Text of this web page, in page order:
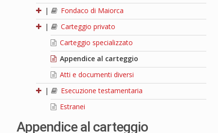
|
Fondaco di Maiorca
|
Carteggio privato
Carteggio specializzato
Appendice al carteggio
Atti e documenti diversi
|
Esecuzione testamentaria
Estranei
Appendice al carteggio